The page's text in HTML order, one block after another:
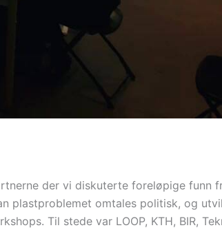
der vi diskuterte foreløpige funn
plastproblemet omtales politisk, og
Til stede var LOOP, KTH, BIR,